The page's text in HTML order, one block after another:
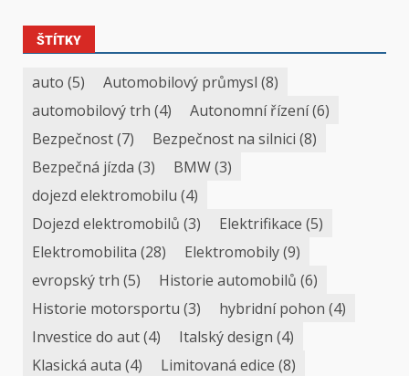
ŠTÍTKY
auto (5) Automobilový průmysl (8)
automobilový trh (4) Autonomní řízení(6)
Bezpečnost(7) Bezpečnost na silnici (8)
Bezpečná jízda (3) BMW(3)
dojezd elektromobilu (4)
Dojezd elektromobilů (3) Elektrifikace (5)
Elektromobilita (28) Elektromobily(9)
evropský trh (5) Historie automobilů (6)
Historie motorsportu (3) hybridní pohon (4)
Investice do aut(4) Italský design (4)
Klasická auta (4) Limitovaná edice (8)